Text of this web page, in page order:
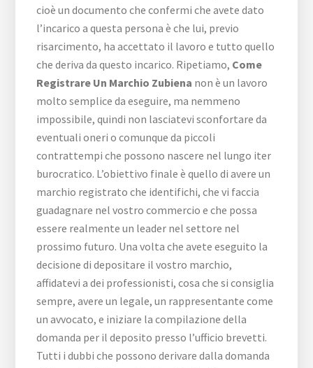
cioè un documento che confermi che avete dato
l’incarico a questa persona è che lui, previo
risarcimento, ha accettato il lavoro e tutto quello
che deriva da questo incarico. Ripetiamo, Come
Registrare Un Marchio Zubiena non è un lavoro
molto semplice da eseguire, ma nemmeno
impossibile, quindi non lasciatevi sconfortare da
eventuali oneri o comunque da piccoli
contrattempi che possono nascere nel lungo iter
burocratico. L’obiettivo finale è quello di avere un
marchio registrato che identifichi, che vi faccia
guadagnare nel vostro commercio e che possa
essere realmente un leader nel settore nel
prossimo futuro. Una volta che avete eseguito la
decisione di depositare il vostro marchio,
affidatevi a dei professionisti, cosa che si consiglia
sempre, avere un legale, un rappresentante come
un avvocato, e iniziare la compilazione della
domanda per il deposito presso l’ufficio brevetti.
Tutti i dubbi che possono derivare dalla domanda